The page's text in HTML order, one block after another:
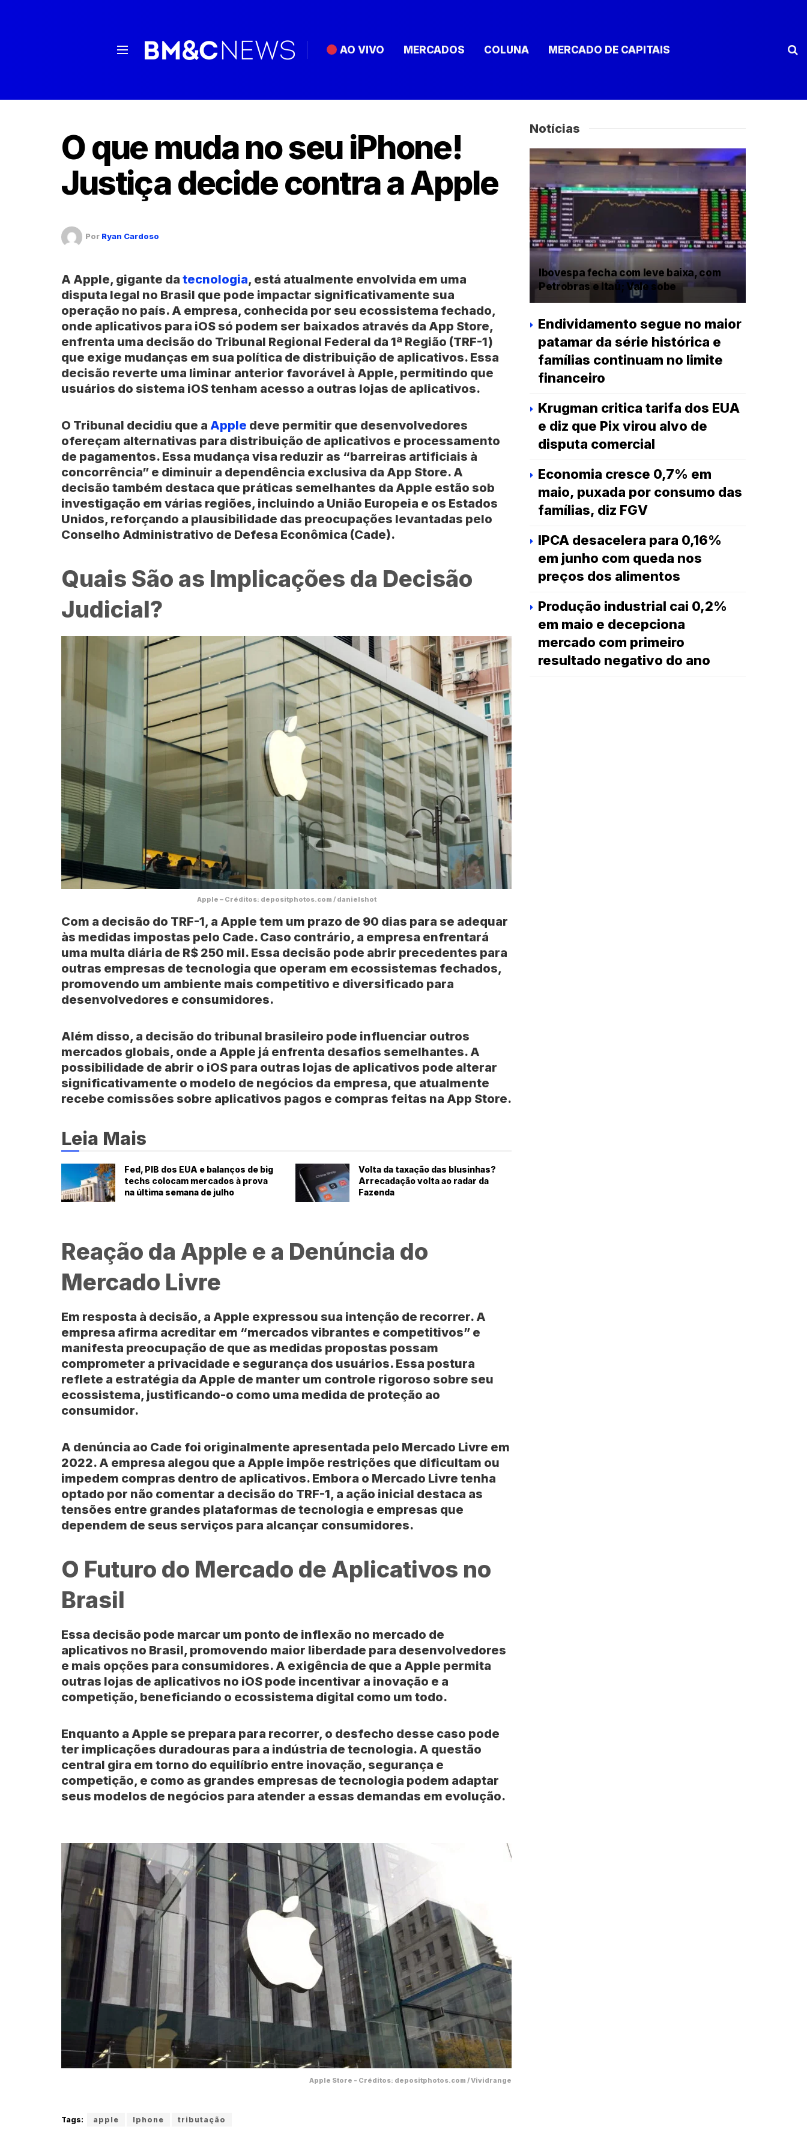
AO VIVO MERCADOS COLUNA MERCADO DE CAPITAIS
O que muda no seu iPhone!
Justiça decide contra a Apple
Por Ryan Cardoso
A Apple, gigante da tecnologia, está atualmente envolvida em uma
disputa legal no Brasil que pode impactar significativamente sua
operação no país. A empresa, conhecida por seu ecossistema fechado,
onde aplicativos para iOS só podem ser baixados através da App Store,
enfrenta uma decisão do Tribunal Regional Federal da 1ª Região (TRF-1)
que exige mudanças em sua política de distribuição de aplicativos. Essa
decisão reverte uma liminar anterior favorável à Apple, permitindo que
usuários do sistema iOS tenham acesso a outras lojas de aplicativos.
O Tribunal decidiu que a Apple deve permitir que desenvolvedores
ofereçam alternativas para distribuição de aplicativos e processamento
de pagamentos. Essa mudança visa reduzir as “barreiras artificiais à
concorrência” e diminuir a dependência exclusiva da App Store. A
decisão também destaca que práticas semelhantes da Apple estão sob
investigação em várias regiões, incluindo a União Europeia e os Estados
Unidos, reforçando a plausibilidade das preocupações levantadas pelo
Conselho Administrativo de Defesa Econômica (Cade).
Quais São as Implicações da Decisão
Judicial?
Apple – Créditos: depositphotos.com / danielshot
Com a decisão do TRF-1, a Apple tem um prazo de 90 dias para se adequar
às medidas impostas pelo Cade. Caso contrário, a empresa enfrentará
uma multa diária de R$ 250 mil. Essa decisão pode abrir precedentes para
outras empresas de tecnologia que operam em ecossistemas fechados,
promovendo um ambiente mais competitivo e diversificado para
desenvolvedores e consumidores.
Além disso, a decisão do tribunal brasileiro pode influenciar outros
mercados globais, onde a Apple já enfrenta desafios semelhantes. A
possibilidade de abrir o iOS para outras lojas de aplicativos pode alterar
significativamente o modelo de negócios da empresa, que atualmente
recebe comissões sobre aplicativos pagos e compras feitas na App Store.
Leia Mais
Fed, PIB dos EUA e balanços de big
techs colocam mercados à prova
na última semana de julho
Volta da taxação das blusinhas?
Arrecadação volta ao radar da
Fazenda
Reação da Apple e a Denúncia do
Mercado Livre
Em resposta à decisão, a Apple expressou sua intenção de recorrer. A
empresa afirma acreditar em “mercados vibrantes e competitivos” e
manifesta preocupação de que as medidas propostas possam
comprometer a privacidade e segurança dos usuários. Essa postura
reflete a estratégia da Apple de manter um controle rigoroso sobre seu
ecossistema, justificando-o como uma medida de proteção ao
consumidor.
A denúncia ao Cade foi originalmente apresentada pelo Mercado Livre em
2022. A empresa alegou que a Apple impõe restrições que dificultam ou
impedem compras dentro de aplicativos. Embora o Mercado Livre tenha
optado por não comentar a decisão do TRF-1, a ação inicial destaca as
tensões entre grandes plataformas de tecnologia e empresas que
dependem de seus serviços para alcançar consumidores.
O Futuro do Mercado de Aplicativos no
Brasil
Essa decisão pode marcar um ponto de inflexão no mercado de
aplicativos no Brasil, promovendo maior liberdade para desenvolvedores
e mais opções para consumidores. A exigência de que a Apple permita
outras lojas de aplicativos no iOS pode incentivar a inovação e a
competição, beneficiando o ecossistema digital como um todo.
Enquanto a Apple se prepara para recorrer, o desfecho desse caso pode
ter implicações duradouras para a indústria de tecnologia. A questão
central gira em torno do equilíbrio entre inovação, segurança e
competição, e como as grandes empresas de tecnologia podem adaptar
seus modelos de negócios para atender a essas demandas em evolução.
Apple Store - Créditos: depositphotos.com / Vividrange
Tags: apple Iphone tributação
Notícias
Ibovespa fecha com leve baixa, com
Petrobras e Itaú; Vale sobe
Endividamento segue no maior
patamar da série histórica e
famílias continuam no limite
financeiro
Krugman critica tarifa dos EUA
e diz que Pix virou alvo de
disputa comercial
Economia cresce 0,7% em
maio, puxada por consumo das
famílias, diz FGV
IPCA desacelera para 0,16%
em junho com queda nos
preços dos alimentos
Produção industrial cai 0,2%
em maio e decepciona
mercado com primeiro
resultado negativo do ano